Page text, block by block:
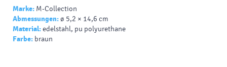
Marke: M-Collection
Abmessungen:ø 5,2 × 14,6 cm
Material:edelstahl, pu polyurethane
Farbe: braun